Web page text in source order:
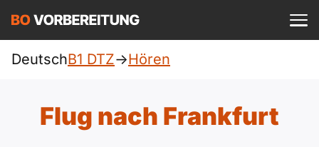
DTZ
Allgemein
Deutsch
Einloggen ist kostenlos?
DeutschB1 DTZ->Hören
Flug nach Frankfurt